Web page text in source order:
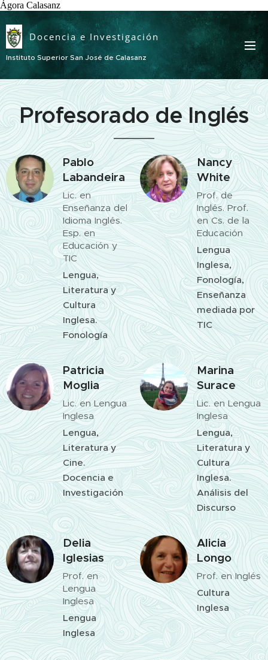
Ágora Calasanz
Docencia e Investigación
Instituto Superior San José de Calasanz
Profesorado de Inglés
Pablo
Labandeira
Lic. en
Enseñanza del
Idioma Inglés.
Esp. en
Educación y
TIC
Lengua,
Literatura y
Cultura
Inglesa.
Fonología
Nancy
White
Prof. de
Inglés. Prof.
en Cs. de la
Educación
Lengua
Inglesa,
Fonología,
Enseñanza
mediada por
TIC
Patricia
Moglia
Lic. en Lengua
Inglesa
Lengua,
Literatura y
Cine.
Docencia e
Investigación
Marina
Surace
Lic. en Lengua
Inglesa
Lengua,
Literatura y
Cultura
Inglesa.
Análisis del
Discurso
Delia
Iglesias
Prof. en
Lengua
Inglesa
Lengua
Inglesa
Alicia
Longo
Prof. en Inglés
Cultura
Inglesa